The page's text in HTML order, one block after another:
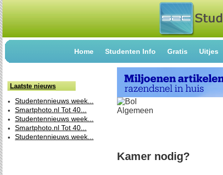
Home Studenten Info Gratis Uitjes
Laatste nieuws
Studentennieuws week...
Smartphoto.nl Tot 40...
Studentennieuws week...
Smartphoto.nl Tot 40...
Studentennieuws week...
Kamer nodig?